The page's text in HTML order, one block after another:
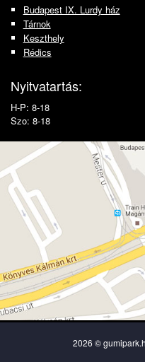
Budapest IX. Lurdy ház
Tárnok
Keszthely
Rédics
Nyitvatartás:
H-P: 8-18
Szo: 8-18
2026 ©